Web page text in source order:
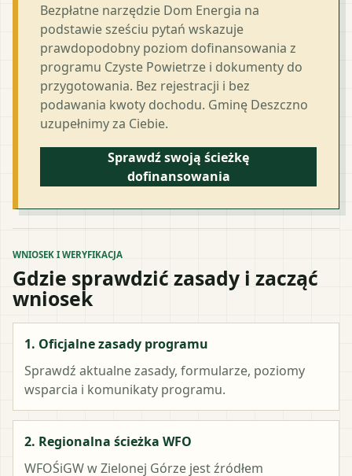
Bezpłatne narzędzie Dom Energia na
podstawie sześciu pytań wskazuje
prawdopodobny poziom dofinansowania z
programu Czyste Powietrze i dokumenty do
przygotowania. Bez rejestracji i bez
podawania kwoty dochodu. Gminę Deszczno
uzupełnimy za Ciebie.
Sprawdź swoją ścieżkę
dofinansowania
WNIOSEK I WERYFIKACJA
Gdzie sprawdzić zasady i zacząć
wniosek
1. Oficjalne zasady programu
Sprawdź aktualne zasady, formularze, poziomy
wsparcia i komunikaty programu.
2. Regionalna ścieżka WFO
WFOŚiGW w Zielonej Górze jest źródłem